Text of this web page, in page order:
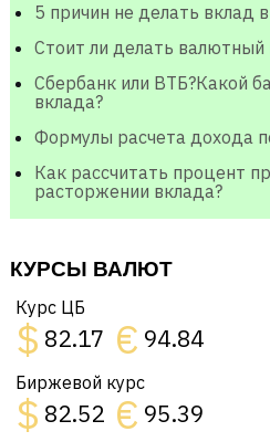
5 причин не делать вклад
Стоит ли делать валютный
Сбербанк или ВТБ?Какой
вклада?
Формулы расчета дохода
Как рассчитать процент
расторжении вклада?
КУРСЫ ВАЛЮТ
Курс ЦБ
$ 82.17 € 94.84
Биржевой курс
$ 82.52 € 95.39